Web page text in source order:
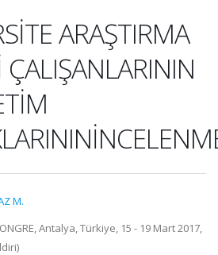
ARAŞTIRMA
ÇALIŞANLARININ
M.
Antalya, Türkiye, 15 - 19 Mart 2017,